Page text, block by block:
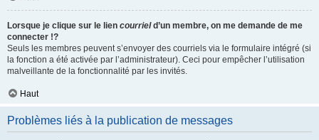
Lorsque je clique sur le lien courrield’un membre, on me demande de me
connecter !?
Seuls les membres peuvent s’envoyer des courriels via le formulaire intégré (si
la fonction a été activée par l’administrateur). Ceci pour empêcher l’utilisation
malveillante de la fonctionnalité par les invités.
Haut
Problèmes liés à la publication de messages